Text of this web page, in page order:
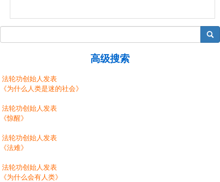
搜索
高级搜索
法轮功创始人发表
《为什么人类是迷的社会》
法轮功创始人发表
《惊醒》
法轮功创始人发表
《法难》
法轮功创始人发表
《为什么会有人类》